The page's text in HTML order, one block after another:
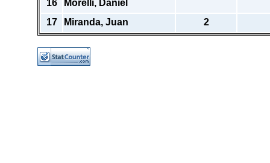
16
Morelli, Daniel
17
Miranda, Juan 2